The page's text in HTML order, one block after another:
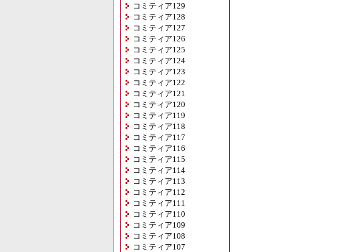
コミティア129
コミティア128
コミティア127
コミティア126
コミティア125
コミティア124
コミティア123
コミティア122
コミティア121
コミティア120
コミティア119
コミティア118
コミティア117
コミティア116
コミティア115
コミティア114
コミティア113
コミティア112
コミティア111
コミティア110
コミティア109
コミティア108
コミティア107